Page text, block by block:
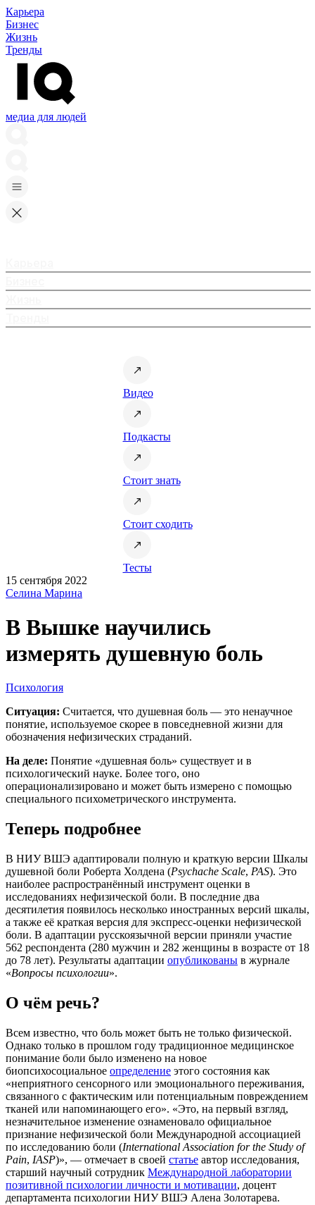
Карьера
Бизнес
Жизнь
Тренды
медиа для людей
Видео
Подкасты
Стоит знать
Стоит сходить
Тесты
15 сентября 2022
Селина Марина
В Вышке научились
измерять душевную боль
Психология
Ситуация: Считается, что душевная боль — это ненаучное
понятие, используемое скорее в повседневной жизни для
обозначения нефизических страданий.
На деле: Понятие «душевная боль» существует и в
психологический науке. Более того, оно
операционализировано и может быть измерено с помощью
специального психометрического инструмента.
Теперь подробнее
В НИУ ВШЭ адаптировали полную и краткую версии Шкалы
душевной боли Роберта Холдена (Psychache Scale, PAS). Это
наиболее распространённый инструмент оценки в
исследованиях нефизической боли. В последние два
десятилетия появилось несколько иностранных версий шкалы,
а также её краткая версия для экспресс-оценки нефизической
боли. В адаптации русскоязычной версии приняли участие
562 респондента (280 мужчин и 282 женщины в возрасте от 18
до 78 лет). Результаты адаптации опубликованы в журнале
«Вопросы психологии».
О чём речь?
Всем известно, что боль может быть не только физической.
Однако только в прошлом году традиционное медицинское
понимание боли было изменено на новое
биопсихосоциальное определение этого состояния как
«неприятного сенсорного или эмоционального переживания,
связанного с фактическим или потенциальным повреждением
тканей или напоминающего его». «Это, на первый взгляд,
незначительное изменение ознаменовало официальное
признание нефизической боли Международной ассоциацией
по исследованию боли (International Association for the Study of
Pain, IASP)», — отмечает в своей статье автор исследования,
старший научный сотрудник Международной лаборатории
позитивной психологии личности и мотивации, доцент
департамента психологии НИУ ВШЭ Алена Золотарева.